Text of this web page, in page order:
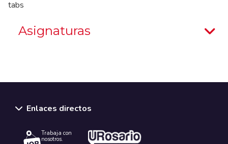
tabs
Asignaturas
Enlaces directos
Trabaja con
nosotros.